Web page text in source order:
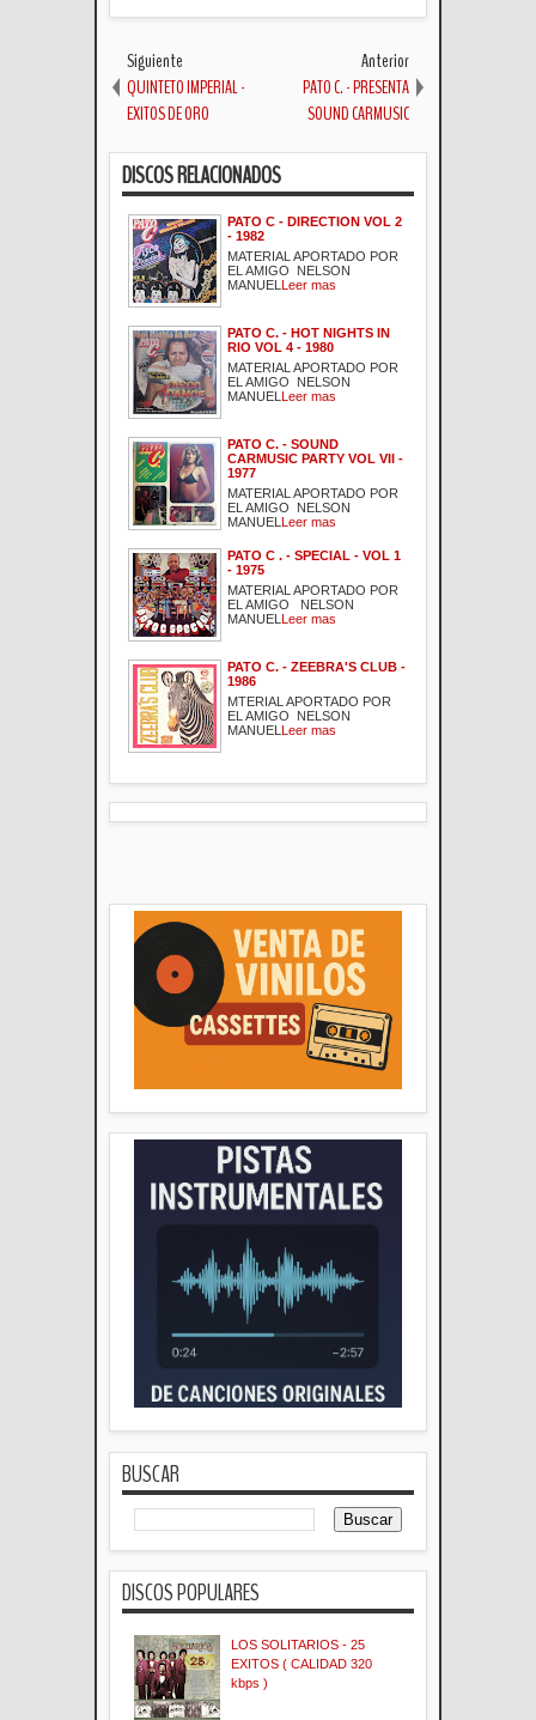
Siguiente
QUINTETO IMPERIAL -
EXITOS DE ORO
Anterior
PATO C. - PRESENTA
SOUND CARMUSIC
DISCOS RELACIONADOS
PATO C - DIRECTION VOL 2
- 1982
MATERIAL APORTADO POR
EL AMIGO NELSON
MANUEL Leer mas
PATO C. - HOT NIGHTS IN
RIO VOL 4 - 1980
MATERIAL APORTADO POR
EL AMIGO NELSON
MANUEL Leer mas
PATO C. - SOUND
CARMUSIC PARTY VOL VII -
1977
MATERIAL APORTADO POR
EL AMIGO NELSON
MANUEL Leer mas
PATO C . - SPECIAL - VOL 1
- 1975
MATERIAL APORTADO POR
EL AMIGO NELSON
MANUEL Leer mas
PATO C. - ZEEBRA'S CLUB -
1986
MTERIAL APORTADO POR
EL AMIGO NELSON
MANUEL Leer mas
BUSCAR
DISCOS POPULARES
LOS SOLITARIOS - 25
EXITOS ( CALIDAD 320
kbps )